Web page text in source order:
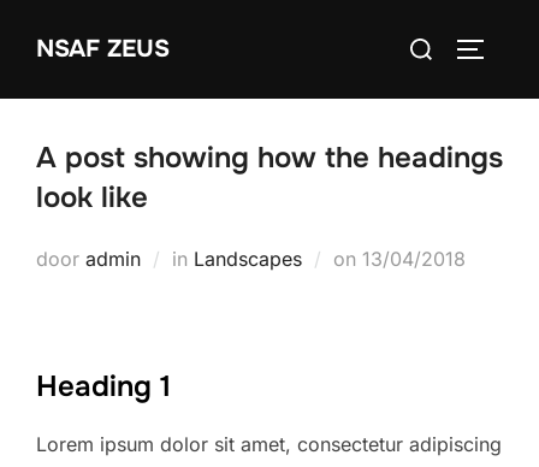
NSAF ZEUS
Zoek
A post showing how the headings
look like
door admin in Landscapes on Geplaatst
13/04/2018
Heading 1
Lorem ipsum dolor sit amet, consectetur adipiscing